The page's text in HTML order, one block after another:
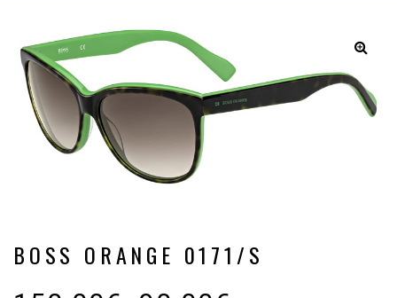
BOSS ORANGE 0171/S